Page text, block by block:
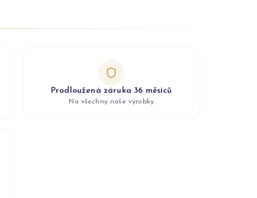
Prodloužená záruka 36 měsíců
Na všechny naše výrobky